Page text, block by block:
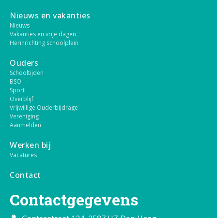
Nieuws en vakanties
Nieuws
Vakanties en vrije dagen
Herinrichting schoolplein
Ouders
Schooltijden
BSO
Sport
Overblijf
Vrijwillige Ouderbijdrage
Vereniging
Aanmelden
Werken bij
Vacatures
Contact
Contactgegevens